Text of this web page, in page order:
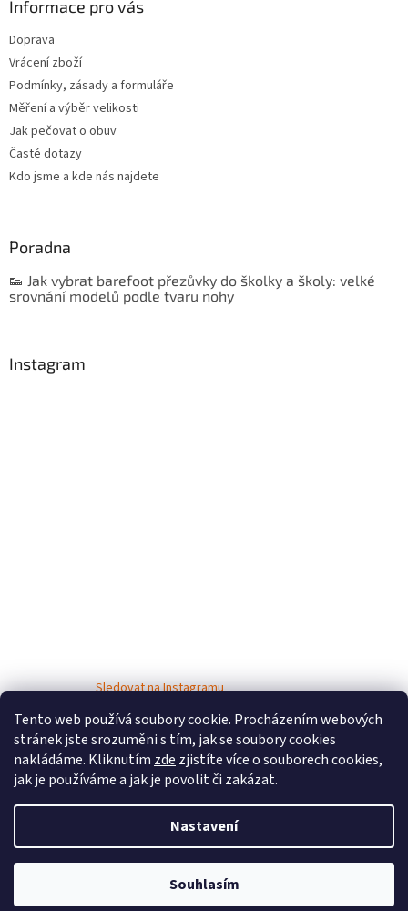
Tento web používá soubory cookie. Procházením webových
stránek jste srozuměni s tím, jak se soubory cookies
nakládáme. Kliknutím zde zjistíte více o souborech cookies,
jak je používáme a jak je povolit či zakázat.
Nastavení
Souhlasím
Informace pro vás
Doprava
Vrácení zboží
Podmínky, zásady a formuláře
Měření a výběr velikosti
Jak pečovat o obuv
Časté dotazy
Kdo jsme a kde nás najdete
Poradna
👟 Jak vybrat barefoot přezůvky do školky a školy: velké
srovnání modelů podle tvaru nohy
Instagram
Sledovat na Instagramu
Vytvořil Shoptet
Bosé děti. Všechna práva vyhrazena.